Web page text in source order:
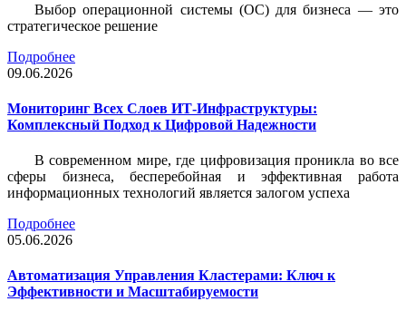
Выбор операционной системы (ОС) для бизнеса — это
стратегическое решение
Подробнее
09.06.2026
Мониторинг Всех Слоев ИТ-Инфраструктуры:
Комплексный Подход к Цифровой Надежности
В современном мире, где цифровизация проникла во все
сферы бизнеса, бесперебойная и эффективная работа
информационных технологий является залогом успеха
Подробнее
05.06.2026
Автоматизация Управления Кластерами: Ключ к
Эффективности и Масштабируемости